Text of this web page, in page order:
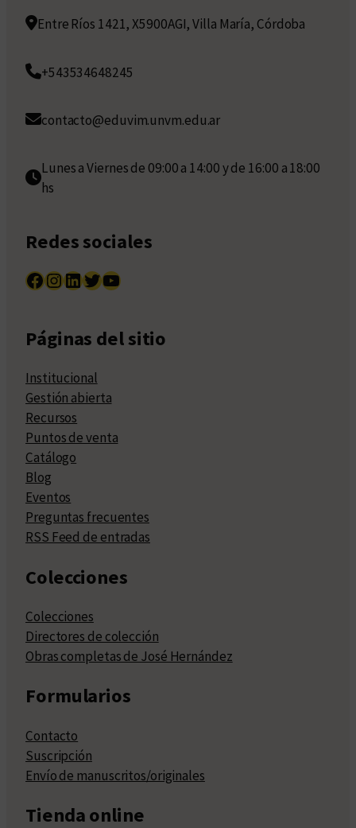
Entre Ríos 1421, X5900AGI, Villa María, Córdoba
+543534648245
contacto@eduvim.unvm.edu.ar
Lunes a Viernes de 09:00 a 14:00 y de 16:00 a 18:00
hs
Redes sociales
Facebook InstagramLinkedIn Twitter YouTube
Páginas del sitio
Institucional
Gestión abierta
Recursos
Puntos de venta
Catálogo
Blog
Eventos
Preguntas frecuentes
RSS Feed de entradas
Colecciones
Colecciones
Directores de colección
Obras completas de José Hernández
Formularios
Contacto
Suscripción
Envío de manuscritos/originales
Tienda online